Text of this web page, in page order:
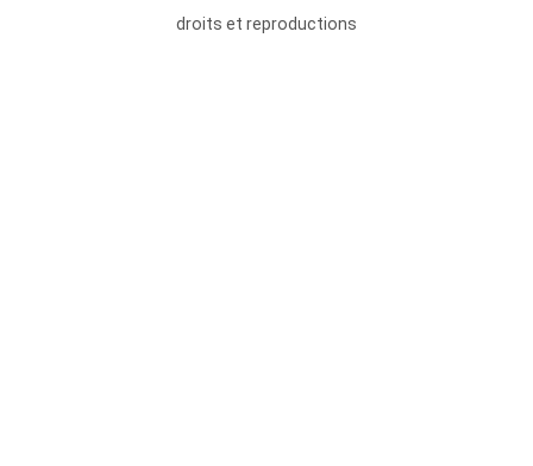
droits et reproductions